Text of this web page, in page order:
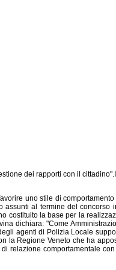
dei rapporti con il
uno stile di comportamento
al termine del concorso
costituito la base per la
dichiara: "Come
agenti di Polizia Locale
la Regione Veneto che ha
relazione comportamentale